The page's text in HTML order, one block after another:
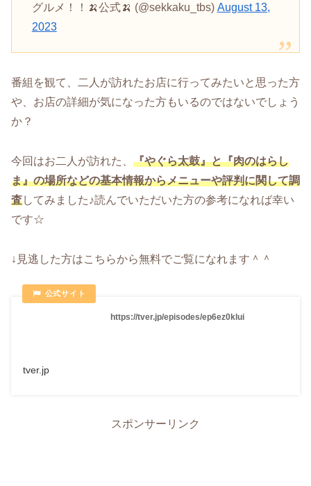
グルメ！！🍌公式🍌 (@sekkaku_tbs) August 13,
2023
番組を観て、二人が訪れたお店に行ってみたいと思った方
や、お店の詳細が気になった方もいるのではないでしょう
か？
今回はお二人が訪れた、 『やぐら太鼓』と『肉のはらし
ま』の場所などの基本情報からメニューや評判に関して調
査してみました♪読んでいただいた方の参考になれば幸い
です☆
↓見逃した方はこちらから無料でご覧になれます＾＾
https://tver.jp/episodes/ep6ez0klui
tver.jp
スポンサーリンク